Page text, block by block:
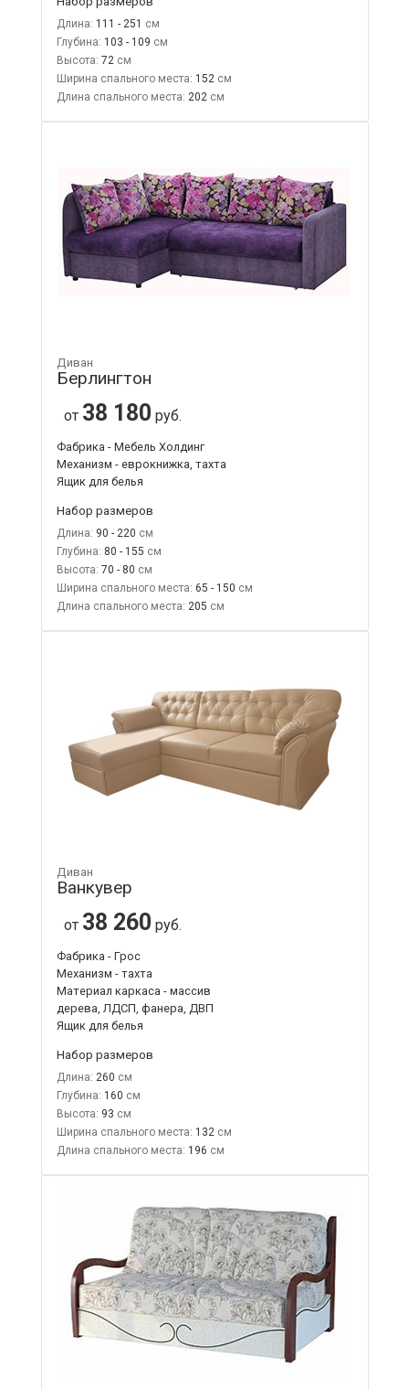
Длина: 111 - 251
Глубина: 103 - 109
Высота: 72
Ширина спального места: 152
Длина спального места: 202
Диван
Берлингтон
от 38 180 руб.
Фабрика - Мебель Холдинг
Механизм - еврокнижка, тахта
Ящик для белья
Набор размеров
Длина: 90 - 220
Глубина: 80 - 155
Высота: 70 - 80
Ширина спального места: 65 - 150
Длина спального места: 205
Диван
Ванкувер
от 38 260 руб.
Фабрика - Грос
Механизм - тахта
Материал каркаса - массив
дерева, ЛДСП, фанера, ДВП
Ящик для белья
Набор размеров
Длина: 260
Глубина: 160
Высота: 93
Ширина спального места: 132
Длина спального места: 196